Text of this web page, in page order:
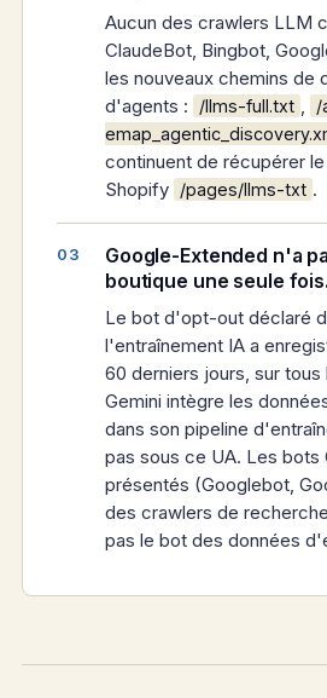
Aucun des crawlers LLM
ClaudeBot, Bingbot,
les nouveaux chemins de
d'agents :
/llms-full.txt , /
continuent de récupérer
Shopify /pages/llms-txt .
Google-Extended n'a
boutique une seule fois.
Le bot d'opt-out déclaré
l'entraînement IA a
60 derniers jours, sur tous
Gemini intègre les
dans son pipeline
pas sous ce UA. Les bots
présentés (Googlebot,
des crawlers de
pas le bot des données